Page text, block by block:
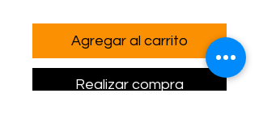
Agregar al carrito
Realizar compra